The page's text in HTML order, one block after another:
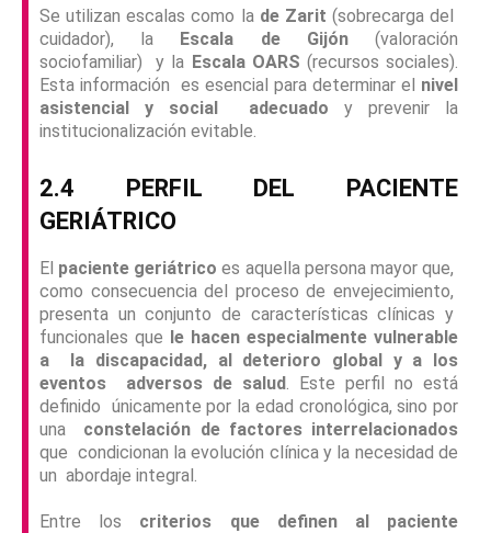
Se utilizan escalas como la de Zarit (sobrecarga del
cuidador), la Escala de Gijón(valoración
sociofamiliar) y la Escala OARS (recursos sociales).
Esta información es esencial para determinar el nivel
asistencial y social adecuado y prevenir la
institucionalización evitable.
2.4 PERFIL DEL PACIENTE
GERIÁTRICO
El paciente geriátricoes aquella persona mayor que,
como consecuencia del proceso de envejecimiento,
presenta un conjunto de características clínicas y
funcionales que le hacen especialmente vulnerable
a la discapacidad, al deterioro global y a los
eventos adversos de salud. Este perfil no está
definido únicamente por la edad cronológica, sino por
una constelación de factores interrelacionados
que condicionan la evolución clínica y la necesidad de
un abordaje integral.
Entre los criterios que definen al paciente